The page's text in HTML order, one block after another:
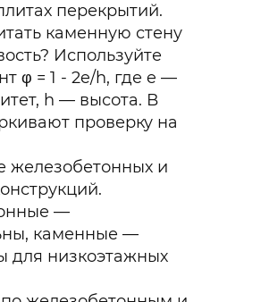
перекрытий.
каменную стену
Используйте
φ = 1 - 2e/h, где e —
h — высота. В
проверку на
железобетонных и
—
каменные —
для низкоэтажных